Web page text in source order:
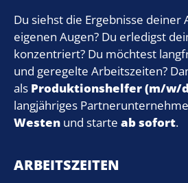
Du siehst die Ergebnisse
eigenen Augen? Du erledigst
konzentriert? Du möchtest
und geregelte Arbeitszeiten?
als Produktionshelfer (m/w/
langjähriges
Westen und starte ab sofort.
ARBEITSZEITEN